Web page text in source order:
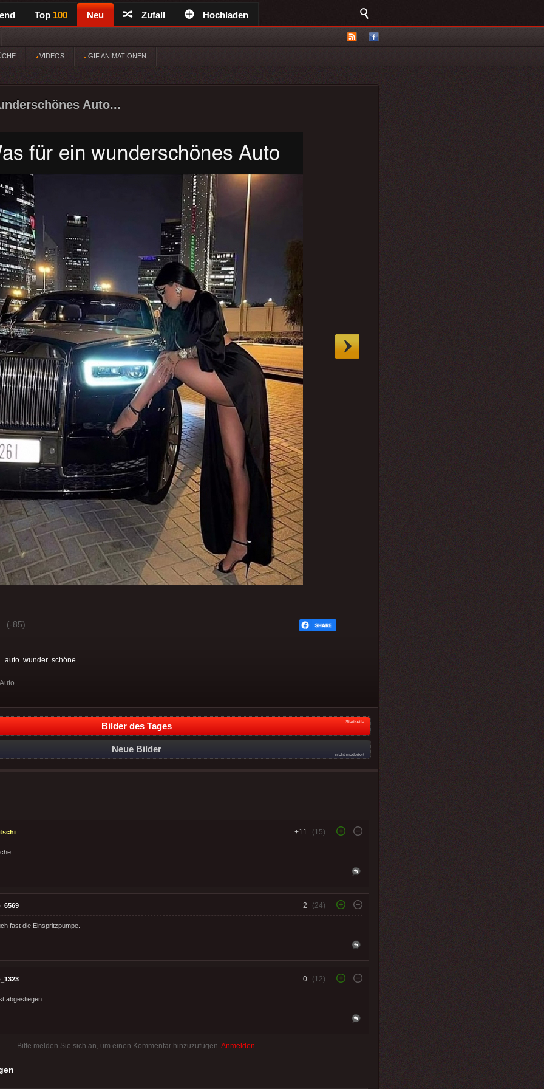
Top 100 Neu Zufall Hochladen
VIDEOS GIF ANIMATIONEN
Auto...
(-85)
auto wunder schöne
Bilder des Tages Startseite
Neue Bilder
nicht moderiert
+11 (15)
+2 (24)
fast die Einspritzpumpe.
0 (12)
abgestiegen.
Bitte melden Sie sich an, um einen Kommentar hinzuzufügen. Anmelden